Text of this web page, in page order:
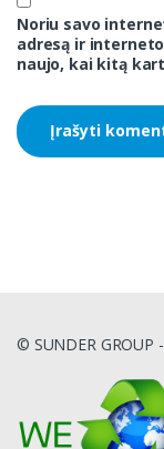
Noriu savo
adresą ir
naujo, kai kitą
© SUNDER GROUP